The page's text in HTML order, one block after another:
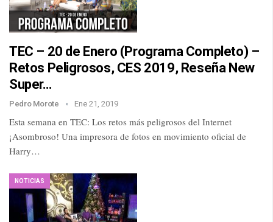
TEC – 20 de Enero (Programa Completo) –
Retos Peligrosos, CES 2019, Reseña New
Super…
Pedro Morote Ene 21, 2019
Esta semana en TEC: Los retos más peligrosos del Internet
¡Asombroso! Una impresora de fotos en movimiento oficial de
Harry…
NOTICIAS